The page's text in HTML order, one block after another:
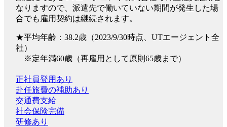
なりますので、派遣先で働いていない期間が発生した場
合でも雇用契約は継続されます。
★平均年齢：38.2歳（2023/9/30時点、UTエージェント全
社）
※定年満60歳（再雇用として原則65歳まで）
正社員登用あり
赴任旅費の補助あり
交通費支給
社会保険完備
研修あり